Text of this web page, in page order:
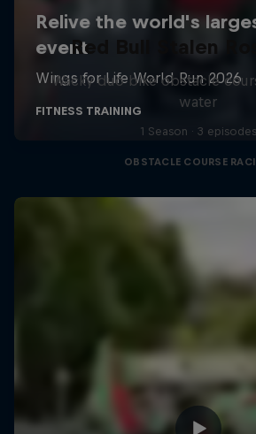
Red Bull Stalen
Wacky duo bike obstacle
water
1 Season · 3 episodes
OBSTACLE COURSE